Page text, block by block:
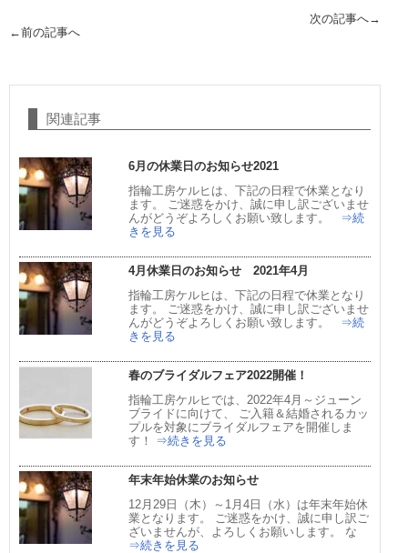
←前の記事へ
次の記事へ→
関連記事
6月の休業日のお知らせ2021
指輪工房ケルヒは、下記の日程で休業となり
ます。 ご迷惑をかけ、誠に申し訳ございませ
んがどうぞよろしくお願い致します。 ⇒続
きを見る
4月休業日のお知らせ 2021年4月
指輪工房ケルヒは、下記の日程で休業となり
ます。 ご迷惑をかけ、誠に申し訳ございませ
んがどうぞよろしくお願い致します。 ⇒続
きを見る
春のブライダルフェア2022開催！
指輪工房ケルヒでは、2022年4月～ジューン
ブライドに向けて、 ご入籍＆結婚されるカッ
プルを対象にブライダルフェアを開催しま
す！ ⇒続きを見る
年末年始休業のお知らせ
12月29日（木）～1月4日（水）は年末年始休
業となります。 ご迷惑をかけ、誠に申し訳ご
ざいませんが、よろしくお願いします。 な
⇒続きを見る